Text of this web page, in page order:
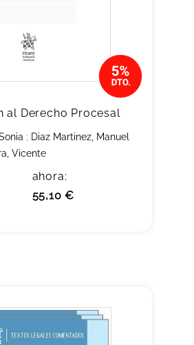
al Derecho Procesal
; Diaz Martinez, Manuel
Vicente
ahora:
55,10 €